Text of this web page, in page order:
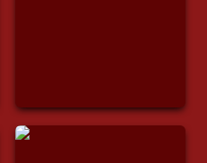
Chirone come figura